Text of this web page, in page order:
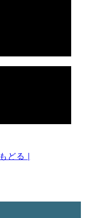
どる |